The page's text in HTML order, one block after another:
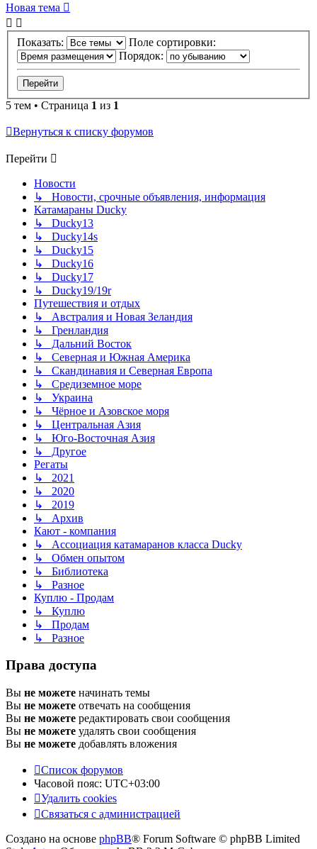
Новая тема
Показать:
Поле сортировки:
Порядок:
5 тем • Страница 1 из 1
Вернуться к списку форумов
Перейти
Новости
↳ Новости, срочные объявления, информация
Катамараны Ducky
↳ Ducky13
↳ Ducky14s
↳ Ducky15
↳ Ducky16
↳ Ducky17
↳ Ducky19/19r
Путешествия и отдых
↳ Австралия и Новая Зеландия
↳ Гренландия
↳ Дальний Восток
↳ Северная и Южная Америка
↳ Скандинавия и Северная Европа
↳ Средиземное море
↳ Украина
↳ Чёрное и Азовское моря
↳ Центральная Азия
↳ Юго-Восточная Азия
↳ Другое
Регаты
↳ 2021
↳ 2020
↳ 2019
↳ Архив
Кают - компания
↳ Ассоциация катамаранов класса Ducky
↳ Обмен опытом
↳ Библиотека
↳ Разное
Куплю - Продам
↳ Куплю
↳ Продам
↳ Разное
Права доступа
Вы не можете начинать темы
Вы не можете отвечать на сообщения
Вы не можете редактировать свои сообщения
Вы не можете удалять свои сообщения
Вы не можете добавлять вложения
Список форумов
Часовой пояс: UTC+03:00
Удалить cookies
Связаться с администрацией
Создано на основе phpBB® Forum Software © phpBB Limited